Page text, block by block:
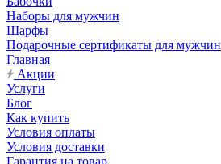
Наборы для мужчин
Шарфы
Подарочные сертификаты для мужчин
Главная
Акции
Услуги
Блог
Как купить
Условия оплаты
Условия доставки
Гарантия на товар